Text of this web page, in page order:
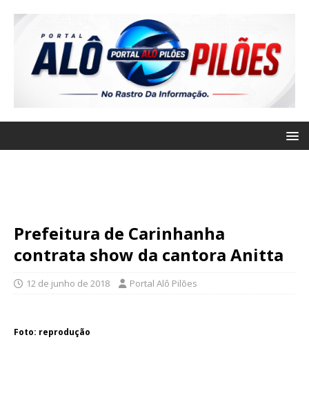
Prefeitura de Carinhanha
contrata show da cantora Anitta
12 de junho de 2018 Portal Alô Pilões
Foto: reprodução